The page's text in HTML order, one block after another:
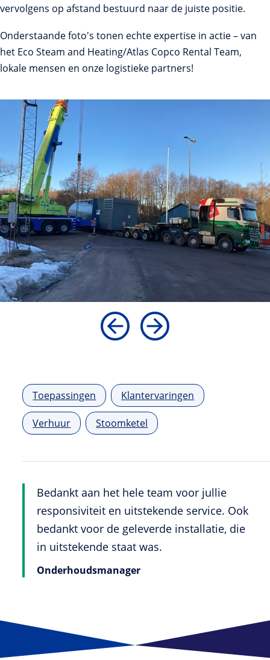
vervolgens op afstand bestuurd naar de juiste positie.
Onderstaande foto's tonen echte expertise in actie – van
het Eco Steam and Heating/Atlas Copco Rental Team,
lokale mensen en onze logistieke partners!
Toepassingen Klantervaringen
Verhuur Stoomketel
Onderhoudsmanager
Bedankt aan het hele team voor jullie
responsiviteit en uitstekende service. Ook
bedankt voor de geleverde installatie, die
in uitstekende staat was.